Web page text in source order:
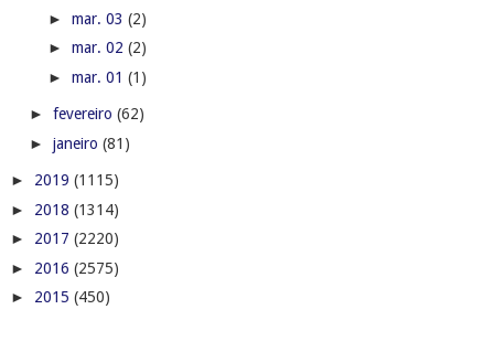
► mar. 03 (2)
► mar. 02 (2)
► mar. 01 (1)
► fevereiro (62)
► janeiro (81)
► 2019 (1115)
► 2018 (1314)
► 2017 (2220)
► 2016 (2575)
► 2015 (450)